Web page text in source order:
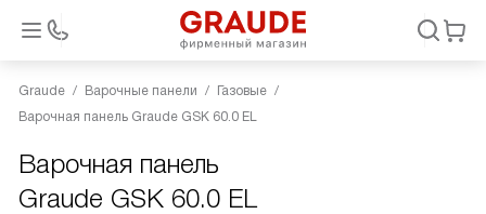
Graude Варочные панели
Газовые
Варочная панель Graude GSK 60.0 EL
Варочная панель
Graude GSK 60.0 EL